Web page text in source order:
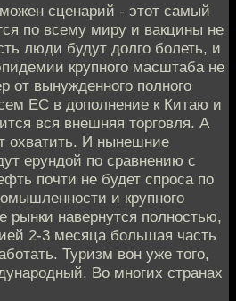
сценарий - этот самый
по всему миру и вакцины не
люди будут долго болеть, и
крупного масштаба не
от вынужденного полного
ЕС в дополнение к Китаю и
вся внешняя торговля. А
И нынешние
ерундой по сравнению с
почти не будет спроса по
и крупного
рынки навернутся полностью,
2-3 месяца большая часть
Туризм вон уже того,
Во многих странах